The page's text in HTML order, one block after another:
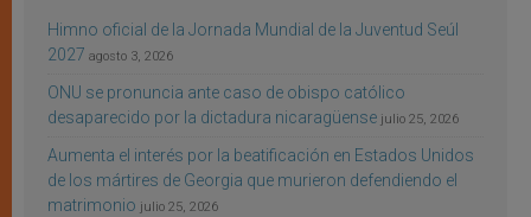
Himno oficial de la Jornada Mundial de la Juventud Seúl
2027 agosto 3, 2026
ONU se pronuncia ante caso de obispo católico
desaparecido por la dictadura nicaragüense julio 25, 2026
Aumenta el interés por la beatificación en Estados Unidos
de los mártires de Georgia que murieron defendiendo el
matrimonio julio 25, 2026